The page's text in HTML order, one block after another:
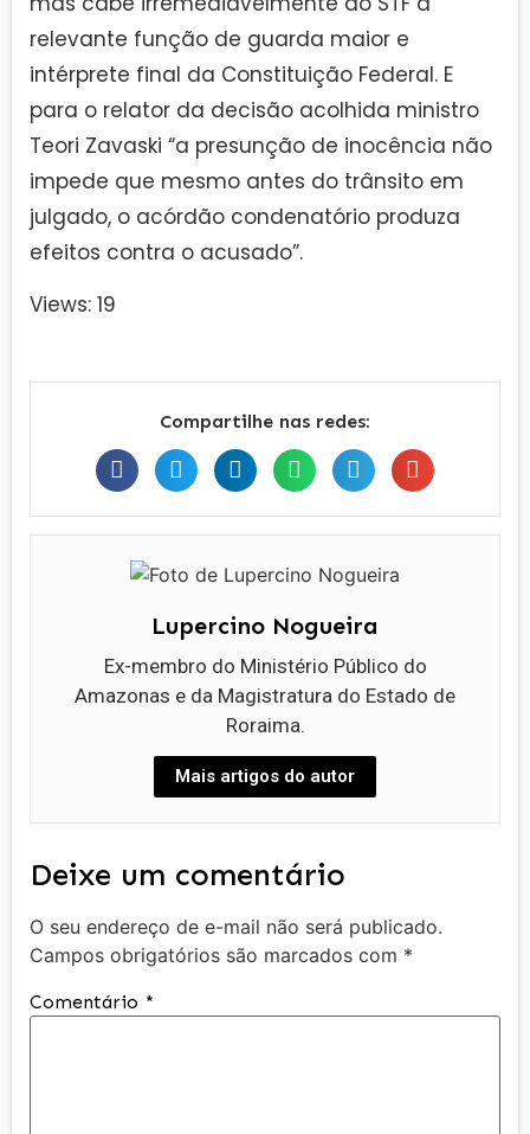
relevante função de guarda maior e
intérprete final da Constituição Federal. E
para o relator da decisão acolhida ministro
Teori Zavaski “a presunção de inocência não
impede que mesmo antes do trânsito em
julgado, o acórdão condenatório produza
efeitos contra o acusado”.
Views: 19
Compartilhe nas redes:
Lupercino Nogueira
Ex-membro do Ministério Público do
Amazonas e da Magistratura do Estado de
Roraima.
Mais artigos do autor
Deixe um comentário
O seu endereço de e-mail não será publicado.
Campos obrigatórios são marcados com *
Comentário *